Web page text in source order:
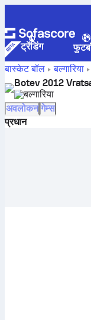
ट्रेंडिंग
बास्केट बॉल
बल्गारिया
2012 Vratsaस्कोर्स,
Botev 2012
बल्गारिया
अवलोकन गेम्स
प्रधान